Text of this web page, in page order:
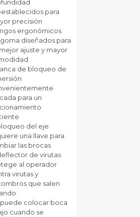
para
precisión
ergonómicos
diseñados para
ajuste y mayor
de bloqueo de
para un
del eje
una llave para
las brocas
de virutas
al operador
virutas y
que salen
colocar boca
cuando se